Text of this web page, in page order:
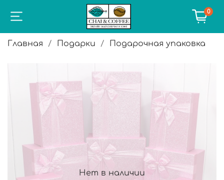
0
Главная Подарки Подарочная упаковка
Нет в наличии